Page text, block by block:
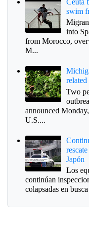
swim
into
from Morocco,
M...
Two
announced
U.S....
Japón
Los
continúan
colapsadas en